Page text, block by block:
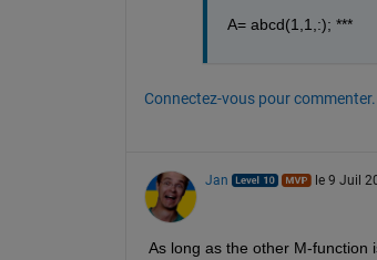
A= abcd(1,1,:); ***
Connectez-vous pour commenter.
Jan le 9 Juil
As long as the other M-function